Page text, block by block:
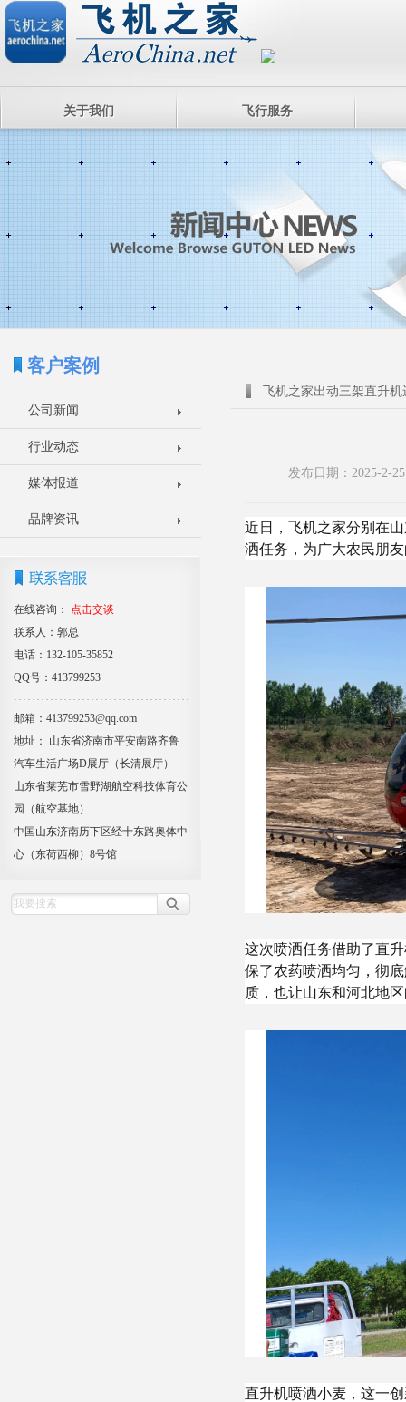
关于我们 飞行服务
客户案例
公司新闻
行业动态
媒体报道
品牌资讯
在线咨询：
点击交谈
联系人：郭总
电话：132-105-35852
QQ号：413799253
邮箱：413799253@qq.com
地址： 山东省济南市平安南路齐鲁
汽车生活广场D展厅（长清展厅）
山东省莱芜市雪野湖航空科技体育公
园（航空基地）
中国山东济南历下区经十东路奥体中
心（东荷西柳）8号馆
飞机之家出动三架直升
发布日期：2025-2-
近日，飞机之家分别在
洒任务，为广大农民朋
这次喷洒任务借助了直
保了农药喷洒均匀，彻
质，也让山东和河北地
直升机喷洒小麦，这一